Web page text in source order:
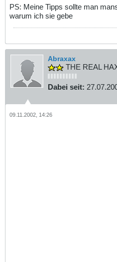
PS: Meine Tipps sollte man
warum ich sie gebe
Abraxax
THE REAL
Dabei seit:
09.11.2002, 14:26